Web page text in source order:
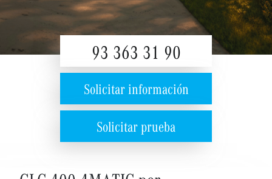
93 363 31 90
Solicitar información
Solicitar prueba